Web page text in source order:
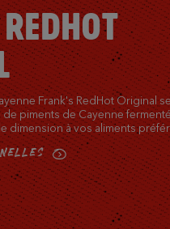
Frank's RedHot Original
de piments de Cayenne
dimension à vos aliments